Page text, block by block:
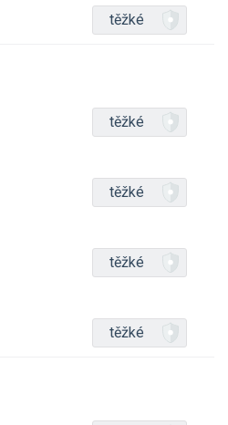
těžké
těžké
těžké
těžké
těžké